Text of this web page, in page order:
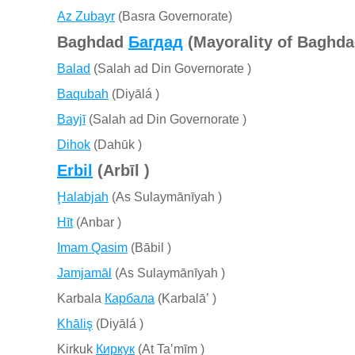
Az Zubayr (Basra Governorate)
Baghdad Багдад (Mayorality of
Balad (Salah ad Din Governorate )
Baqubah (Diyālá )
Bayjī(Salah ad Din Governorate )
Dihok (Dahūk )
Erbil (Arbīl )
Ḩalabjah (As Sulaymānīyah )
Hīt(Anbar )
Imam Qasim (Bābil )
Jamjamāl (As Sulaymānīyah )
Karbala Карбала (Karbalāʼ )
Khāliş (Diyālá )
Kirkuk Киркук (At Taʼmīm )